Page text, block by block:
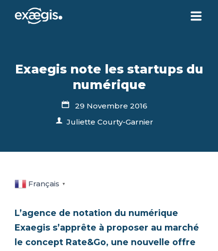
IT
Exaegis note les startups du
numérique
29 Novembre 2016
Juliette Courty-Garnier
Français ▼
L’agence de notation du numérique
Exaegis s’apprête à proposer au marché
le concept Rate&Go, une nouvelle offre